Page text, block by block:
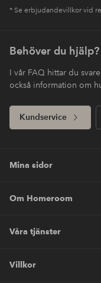
* Se erbjudandevillkor vid
Behöver du hjälp?
I vår FAQ hittar du
också information om
Kundservice
Mina sidor
Om Homeroom
Våra tjänster
Villkor